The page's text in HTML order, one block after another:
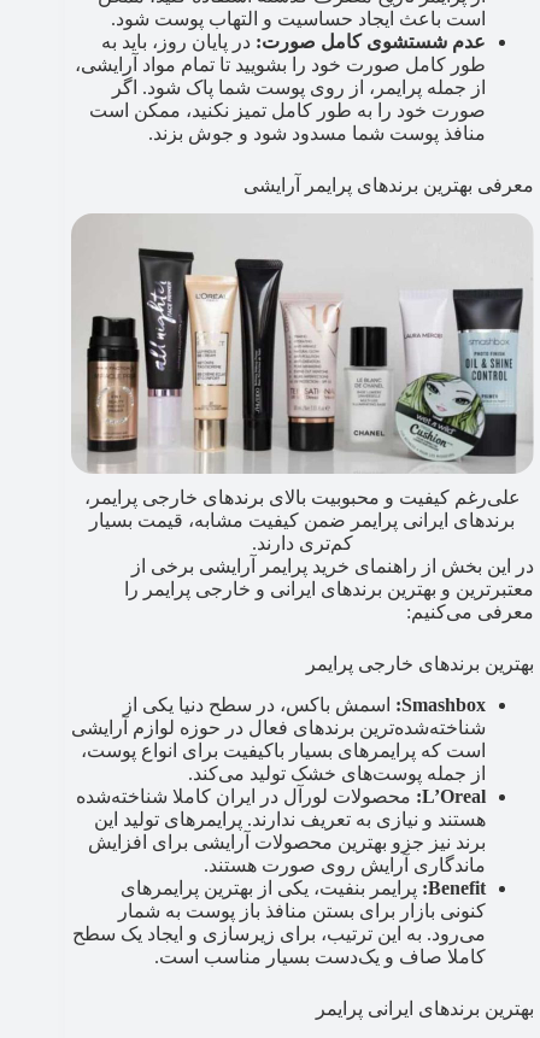
است باعث ایجاد حساسیت و التهاب پوست شود.
عدم شستشوی کامل صورت: در پایان روز، باید به
طور کامل صورت خود را بشویید تا تمام مواد آرایشی،
از جمله پرایمر، از روی پوست شما پاک شود. اگر
صورت خود را به طور کامل تمیز نکنید، ممکن است
منافذ پوست شما مسدود شود و جوش بزند.
معرفی بهترین برندهای پرایمر آرایشی
علی‌رغم کیفیت و محبوبیت بالای برندهای خارجی پرایمر،
برندهای ایرانی پرایمر ضمن کیفیت مشابه، قیمت بسیار
کم‌تری دارند.
در این بخش از راهنمای خرید پرایمر آرایشی برخی از
معتبرترین و بهترین برندهای ایرانی و خارجی پرایمر را
معرفی می‌کنیم:
بهترین برندهای خارجی پرایمر
Smashbox:
اسمش باکس، در سطح دنیا یکی از
شناخته‌شده‌ترین برندهای فعال در حوزه لوازم آرایشی
است که پرایمرهای بسیار باکیفیت برای انواع پوست،
از جمله پوست‌های خشک تولید می‌کند.
L’Oreal: محصولات لورآل در ایران کاملا شناخته‌شده
هستند و نیازی به تعریف ندارند. پرایمرهای تولید این
برند نیز جزو بهترین محصولات آرایشی برای افزایش
ماندگاری آرایش روی صورت هستند.
Benefit: پرایمر بنفیت، یکی از بهترین پرایمرهای
کنونی بازار برای بستن منافذ باز پوست به شمار
می‌رود. به این ترتیب، برای زیرسازی و ایجاد یک سطح
کاملا صاف و یک‌دست بسیار مناسب است.
بهترین برندهای ایرانی پرایمر